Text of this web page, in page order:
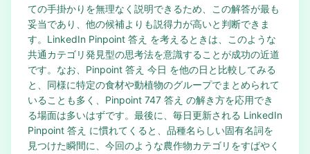
ての手掛かりを無理なく説明できるため、この解答が最も
妥当であり、他の候補よりも説得力が高いと判断できま
す。LinkedIn Pinpoint 答え を考えるときは、このような
共通カテゴリ発見型の思考法を意識することが成功の近道
です。なお、Pinpoint 答え 今日 を他の日と比較してみる
と、同様に特定の食材や動植物のグループでまとめられて
いることも多く、Pinpoint 747 答え の解き方を応用でき
る場面は多いはずです。最後に、毎日更新される LinkedIn
Pinpoint 答え に慣れてくると、品種名らしい固有名詞を
見つけた瞬間に、今回のような農作物カテゴリをすばやく